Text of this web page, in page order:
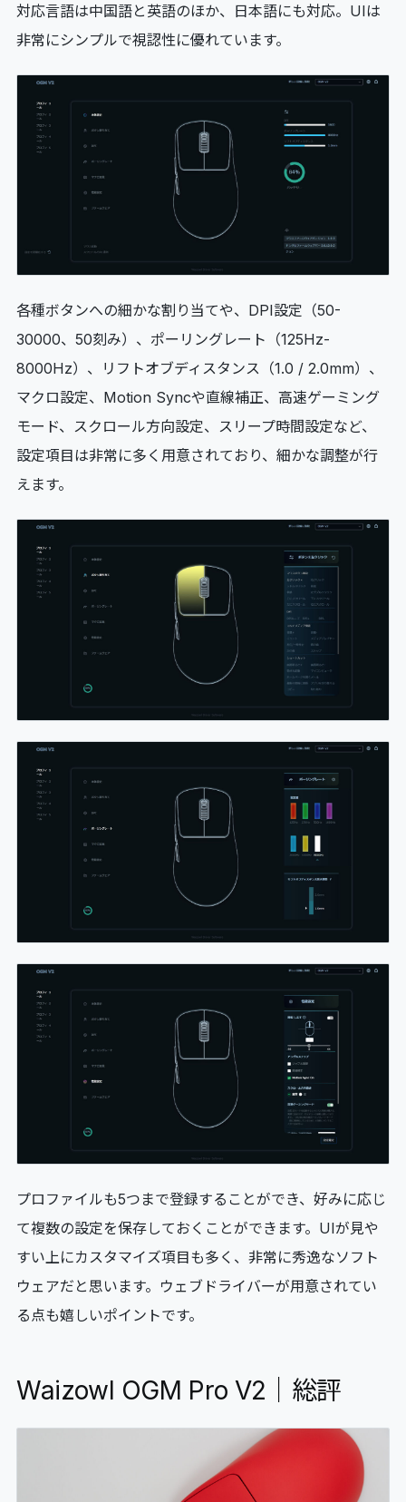
対応言語は中国語と英語のほか、日本語にも対応。UIは
非常にシンプルで視認性に優れています。
各種ボタンへの細かな割り当てや、DPI設定（50-
30000、50刻み）、ポーリングレート（125Hz-
8000Hz）、リフトオブディスタンス（1.0 / 2.0mm）、
マクロ設定、Motion Syncや直線補正、高速ゲーミング
モード、スクロール方向設定、スリープ時間設定など、
設定項目は非常に多く用意されており、細かな調整が行
えます。
プロファイルも5つまで登録することができ、好みに応じ
て複数の設定を保存しておくことができます。UIが見や
すい上にカスタマイズ項目も多く、非常に秀逸なソフト
ウェアだと思います。ウェブドライバーが用意されてい
る点も嬉しいポイントです。
Waizowl OGM Pro V2｜総評